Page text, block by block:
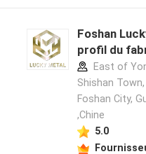
Foshan
profil du
East of
Shishan
Foshan City,
,Chine
5.0